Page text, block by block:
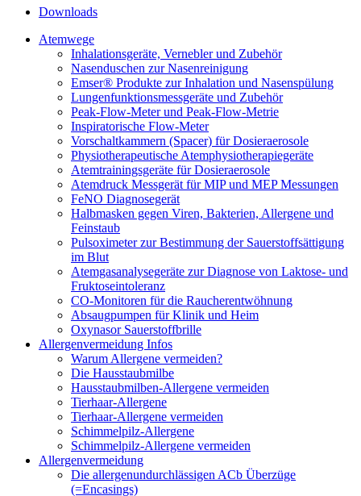
Downloads
Atemwege
Inhalationsgeräte, Vernebler und Zubehör
Nasenduschen zur Nasenreinigung
Emser® Produkte zur Inhalation und Nasenspülung
Lungenfunktionsmessgeräte und Zubehör
Peak-Flow-Meter und Peak-Flow-Metrie
Inspiratorische Flow-Meter
Vorschaltkammern (Spacer) für Dosieraerosole
Physiotherapeutische Atemphysiotherapiegeräte
Atemtrainingsgeräte für Dosieraerosole
Atemdruck Messgerät für MIP und MEP Messungen
FeNO Diagnosegerät
Halbmasken gegen Viren, Bakterien, Allergene und
Feinstaub
Pulsoximeter zur Bestimmung der Sauerstoffsättigung
im Blut
Atemgasanalysegeräte zur Diagnose von Laktose- und
Fruktoseintoleranz
CO-Monitoren für die Raucherentwöhnung
Absaugpumpen für Klinik und Heim
Oxynasor Sauerstoffbrille
Allergenvermeidung Infos
Warum Allergene vermeiden?
Die Hausstaubmilbe
Hausstaubmilben-Allergene vermeiden
Tierhaar-Allergene
Tierhaar-Allergene vermeiden
Schimmelpilz-Allergene
Schimmelpilz-Allergene vermeiden
Allergenvermeidung
Die allergenundurchlässigen ACb Überzüge
(=Encasings)